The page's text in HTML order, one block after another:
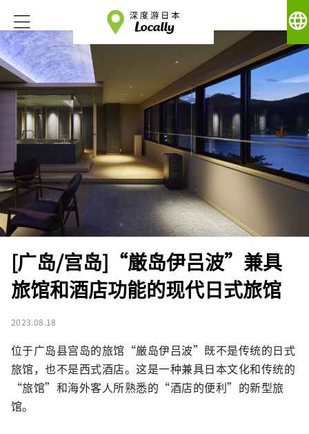
language
[广岛/宫岛]“厳岛伊吕波”兼具
旅馆和酒店功能的现代日式旅馆
2023.08.18
位于广岛县宫岛的旅馆“厳岛伊吕波”既不是传统的日式
旅馆，也不是西式酒店。这是一种兼具日本文化和传统的
“旅馆”和海外客人所熟悉的“酒店的便利”的新型旅
馆。